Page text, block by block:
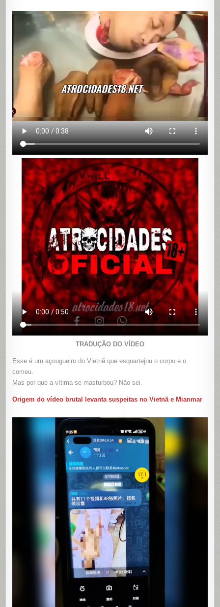
TRADUÇÃO DO VÍDEO
Esse é um açougueiro do Vietnã que esquartejou o corpo e o
comeu.
Mas por que a vítima se masturbou? Não sei.
Origem do vídeo brutal levanta suspeitas no Vietnã e Mianmar